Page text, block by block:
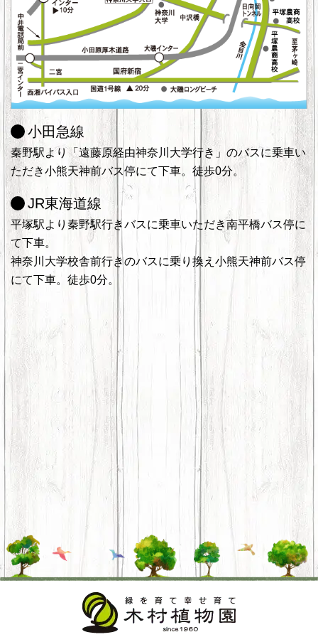
小田急線
秦野駅より「遠藤原経由神奈川大学行き」のバスに乗車い
ただき小熊天神前バス停にて下車。徒歩0分。
JR東海道線
平塚駅より秦野駅行きバスに乗車いただき南平橋バス停に
て下車。
神奈川大学校舎前行きのバスに乗り換え小熊天神前バス停
にて下車。徒歩0分。